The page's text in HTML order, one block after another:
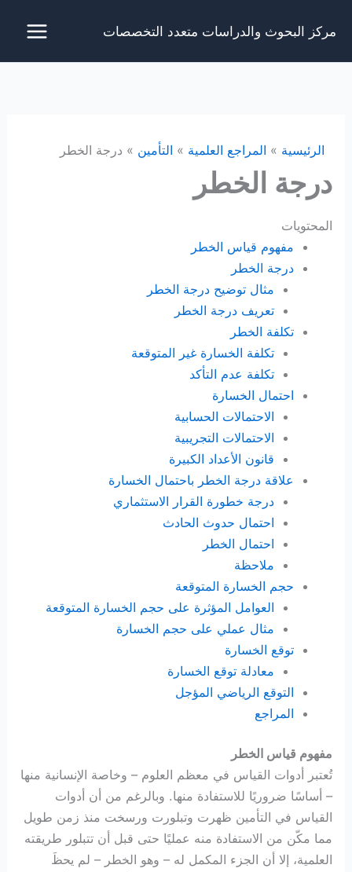
مركز البحوث والدراسات متعدد التخصصات
الرئيسية المراجع العلمية التأمين درجة الخطر
درجة الخطر
المحتويات
مفهوم قياس الخطر
درجة الخطر
مثال توضيح درجة الخطر
تعريف درجة الخطر
تكلفة الخطر
تكلفة الخسارة غير المتوقعة
تكلفة عدم التأكد
احتمال الخسارة
الاحتمالات الحسابية
الاحتمالات التجريبية
قانون الأعداد الكبيرة
علاقة درجة الخطر باحتمال الخسارة
درجة خطورة القرار الاستثماري
احتمال حدوث الحادث
احتمال الخطر
ملاحظة
حجم الخسارة المتوقعة
العوامل المؤثرة على حجم الخسارة المتوقعة
مثال عملي على حجم الخسارة
توقع الخسارة
معادلة توقع الخسارة
التوقع الرياضي المؤجل
المراجع
مفهوم قياس الخطر
تُعتبر أدوات القياس في معظم العلوم – وخاصة الإنسانية منها
– أساسًا ضروريًا للاستفادة منها. وبالرغم من أن أدوات
القياس في التأمين ظهرت وتبلورت ورسخت منذ زمن طويل
مما مكّن من الاستفادة منه عمليًا حتى قبل أن تتبلور طريقته
العلمية، إلا أن الجزء المكمل له – وهو الخطر – لم يحظَ